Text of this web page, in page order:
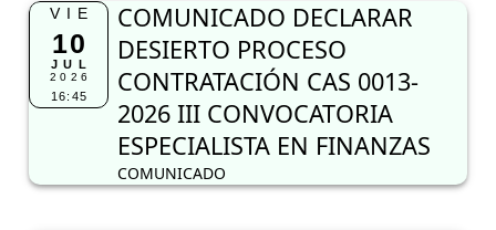
VIE
10
JUL
2026
16:45
COMUNICADO DECLARAR
DESIERTO PROCESO
CONTRATACIÓN CAS 0013-
2026 III CONVOCATORIA
ESPECIALISTA EN FINANZAS
COMUNICADO